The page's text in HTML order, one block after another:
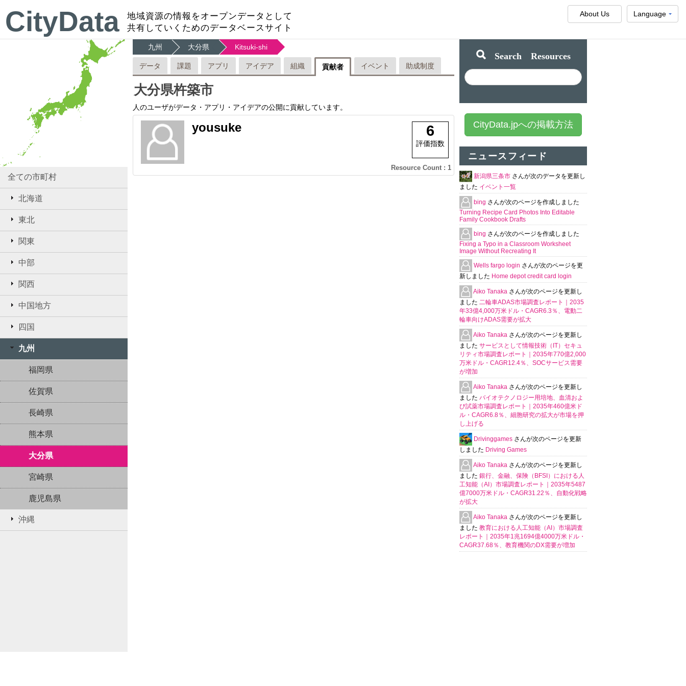
CityData
地域資源の情報をオープンデータとして
共有していくためのデータベースサイト
Language
About Us
全ての市町村
北海道
東北
関東
中部
関西
中国地方
四国
九州
福岡県
佐賀県
長崎県
熊本県
大分県
宮崎県
鹿児島県
沖縄
九州 大分県 Kitsuki-shi
データ 課題 アプリ アイデア 組織 貢献者 イベント 助成制度
大分県杵築市
人のユーザがデータ・アプリ・アイデアの公開に貢献しています。
yousuke 6
評価指数
Resource Count : 1
Search Resources
CityData.jpへの掲載方法
ニュースフィード
新潟県三条市 さんが次のデータを更新し
ました イベント一覧
bing さんが次のページを作成しました
Turning Recipe Card Photos Into Editable
Family Cookbook Drafts
bing さんが次のページを作成しました
Fixing a Typo in a Classroom Worksheet
Image Without Recreating It
Wells fargo login さんが次のページを更
新しました Home depot credit card login
Aiko Tanaka さんが次のページを更新し
ました 二輪車ADAS市場調査レポート｜2035
年33億4,000万米ドル・CAGR6.3％、電動二
輪車向けADAS需要が拡大
Aiko Tanaka さんが次のページを更新し
ました サービスとして情報技術（IT）セキュ
リティ市場調査レポート｜2035年770億2,000
万米ドル・CAGR12.4％、SOCサービス需要
が増加
Aiko Tanaka さんが次のページを更新し
ました バイオテクノロジー用培地、血清およ
び試薬市場調査レポート｜2035年460億米ド
ル・CAGR6.8％、細胞研究の拡大が市場を押
し上げる
Drivinggames さんが次のページを更新
しました Driving Games
Aiko Tanaka さんが次のページを更新し
ました 銀行、金融、保険（BFSI）における人
工知能（AI）市場調査レポート｜2035年5487
億7000万米ドル・CAGR31.22％、自動化戦略
が拡大
Aiko Tanaka さんが次のページを更新し
ました 教育における人工知能（AI）市場調査
レポート｜2035年1兆1694億4000万米ドル・
CAGR37.68％、教育機関のDX需要が増加